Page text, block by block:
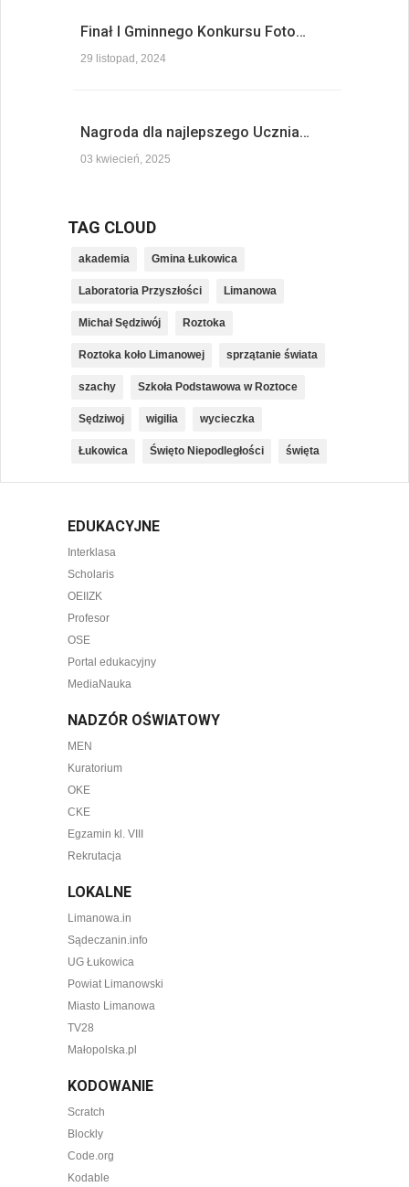
Finał I Gminnego Konkursu Foto…
29 listopad, 2024
Nagroda dla najlepszego Ucznia…
03 kwiecień, 2025
TAG CLOUD
akademia Gmina Łukowica
Laboratoria Przyszłości Limanowa
Michał Sędziwój Roztoka
Roztoka koło Limanowej sprzątanie świata
szachy Szkoła Podstawowa w Roztoce
Sędziwoj wigilia wycieczka
Łukowica Święto Niepodległości święta
EDUKACYJNE
Interklasa
Scholaris
OEIIZK
Profesor
OSE
Portal edukacyjny
MediaNauka
NADZÓR OŚWIATOWY
MEN
Kuratorium
OKE
CKE
Egzamin kl. VIII
Rekrutacja
LOKALNE
Limanowa.in
Sądeczanin.info
UG Łukowica
Powiat Limanowski
Miasto Limanowa
TV28
Małopolska.pl
KODOWANIE
Scratch
Blockly
Code.org
Kodable